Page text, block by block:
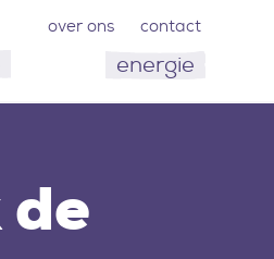
over ons contact
energie